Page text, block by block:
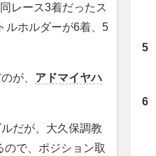
レース3着だったス
ルホルダーが6着、5
が、 アドマイヤハ
だが、大久保調教
で、ポジション取